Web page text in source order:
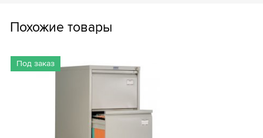
Комплектуются центральным замком ПРАКТИК
цилиндра и мастер-ключом.
Хранение подвесных папок формата А4 или
цвета из палитры производителя, +10% к
стоимости (при заказе от 50 шт.).
Похожие товары
Под заказ